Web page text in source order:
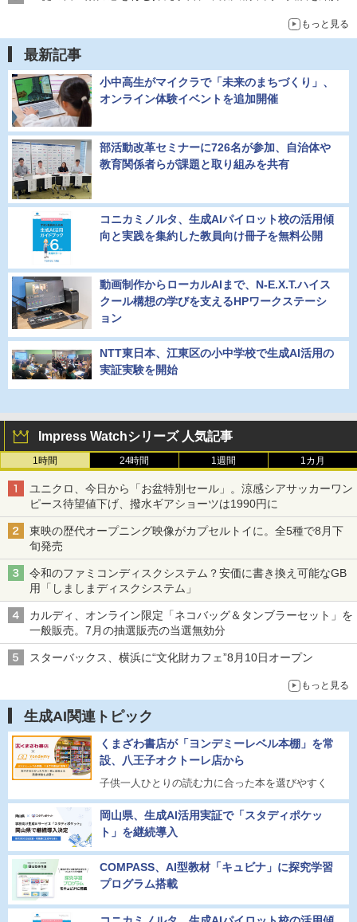
もっと見る
最新記事
小中高生がマイクラで「未来のまちづくり」、
オンライン体験イベントを追加開催
部活動改革セミナーに726名が参加、自治体や
教育関係者らが課題と取り組みを共有
コニカミノルタ、生成AIパイロット校の活用傾
向と実践を集約した教員向け冊子を無料公開
動画制作からローカルAIまで、N-E.X.T.ハイス
クール構想の学びを支えるHPワークステーシ
ョン
NTT東日本、江東区の小中学校で生成AI活用の
実証実験を開始
Impress Watchシリーズ 人気記事
1時間 24時間 1週間 1カ月
ユニクロ、今日から「お盆特別セール」。涼感シアサッカーワン
ピース待望値下げ、撥水ギアショーツは1990円に
東映の歴代オープニング映像がカプセルトイに。全5種で8月下
旬発売
令和のファミコンディスクシステム？安価に書き換え可能なGB
用「しましまディスクシステム」
カルディ、オンライン限定「ネコバッグ＆タンブラーセット」を
一般販売。7月の抽選販売の当選無効分
スターバックス、横浜に“文化財カフェ”8月10日オープン
もっと見る
生成AI関連トピック
くまざわ書店が「ヨンデミーレベル本棚」を常
設、八王子オクトーレ店から
子供一人ひとりの読む力に合った本を選びやすく
岡山県、生成AI活用実証で「スタディポケッ
ト」を継続導入
COMPASS、AI型教材「キュビナ」に探究学習
プログラム搭載